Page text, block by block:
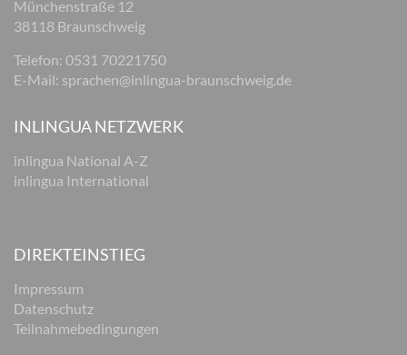
Münchenstraße 12
38118 Braunschweig
Telefon: 0531 70221750
E-Mail: sprachen@inlingua-braunschweig.de
INLINGUA NETZWERK
inlingua National A-Z
inlingua International
DIREKTEINSTIEG
Impressum
Datenschutz
Teilnahmebedingungen